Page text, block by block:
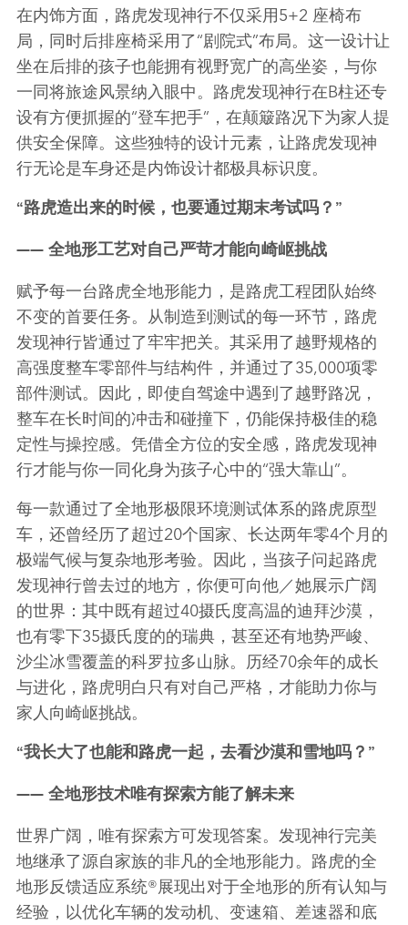
在内饰方面，路虎发现神行不仅采用5+2 座椅布
局，同时后排座椅采用了“剧院式”布局。这一设计让
坐在后排的孩子也能拥有视野宽广的高坐姿，与你
一同将旅途风景纳入眼中。路虎发现神行在B柱还专
设有方便抓握的“登车把手” ，在颠簸路况下为家人提
供安全保障。这些独特的设计元素，让路虎发现神
行无论是车身还是内饰设计都极具标识度。
“路虎造出来的时候，也要通过期末考试吗？ ”
—— 全地形工艺对自己严苛才能向崎岖挑战
赋予每一台路虎全地形能力，是路虎工程团队始终
不变的首要任务。从制造到测试的每一环节，路虎
发现神行皆通过了牢牢把关。其采用了越野规格的
高强度整车零部件与结构件，并通过了35,000项零
部件测试。因此，即使自驾途中遇到了越野路况，
整车在长时间的冲击和碰撞下，仍能保持极佳的稳
定性与操控感。凭借全方位的安全感，路虎发现神
行才能与你一同化身为孩子心中的“强大靠山”。
每一款通过了全地形极限环境测试体系的路虎原型
车，还曾经历了超过20个国家、长达两年零4个月的
极端气候与复杂地形考验。因此，当孩子问起路虎
发现神行曾去过的地方，你便可向他／她展示广阔
的世界：其中既有超过40摄氏度高温的迪拜沙漠，
也有零下35摄氏度的的瑞典，甚至还有地势严峻、
沙尘冰雪覆盖的科罗拉多山脉。历经70余年的成长
与进化，路虎明白只有对自己严格，才能助力你与
家人向崎岖挑战。
“我长大了也能和路虎一起，去看沙漠和雪地吗？ ”
—— 全地形技术唯有探索方能了解未来
世界广阔，唯有探索方可发现答案。 发现神行完美
地继承了源自家族的非凡的全地形能力。路虎的全
地形反馈适应系统®展现出对于全地形的所有认知与
经验，以优化车辆的发动机、变速箱、差速器和底